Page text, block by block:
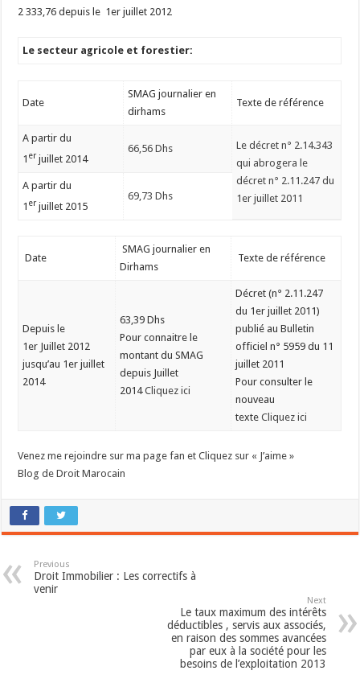
2 333,76 depuis le 1er juillet 2012
Le secteur agricole et forestier:
Date
SMAG journalier en
dirhams
Texte de référence
A partir du
1 erjuillet 2014
66,56 Dhs
Le décret n° 2.14.343
qui abrogera le
décret n° 2.11.247 du
1er juillet 2011
A partir du
1 erjuillet 2015
69,73 Dhs
Date
SMAG journalier en
Dirhams
Texte de référence
Depuis le
1er Juillet 2012
jusqu’au 1er juillet
2014
63,39 Dhs
Pour connaitre le
montant du SMAG
depuis Juillet
2014Cliquez ici
Décret (n° 2.11.247
du 1er juillet 2011)
publié au Bulletin
officiel n° 5959 du 11
juillet 2011
Pour consulter le
nouveau
texteCliquez ici
Venez me rejoindre sur ma page fan et Cliquez sur « J’aime »
Blog de Droit Marocain
Previous
Droit Immobilier : Les correctifs à
venir
Next
Le taux maximum des intérêts
déductibles , servis aux associés,
en raison des sommes avancées
par eux à la société pour les
besoins de l’exploitation 2013